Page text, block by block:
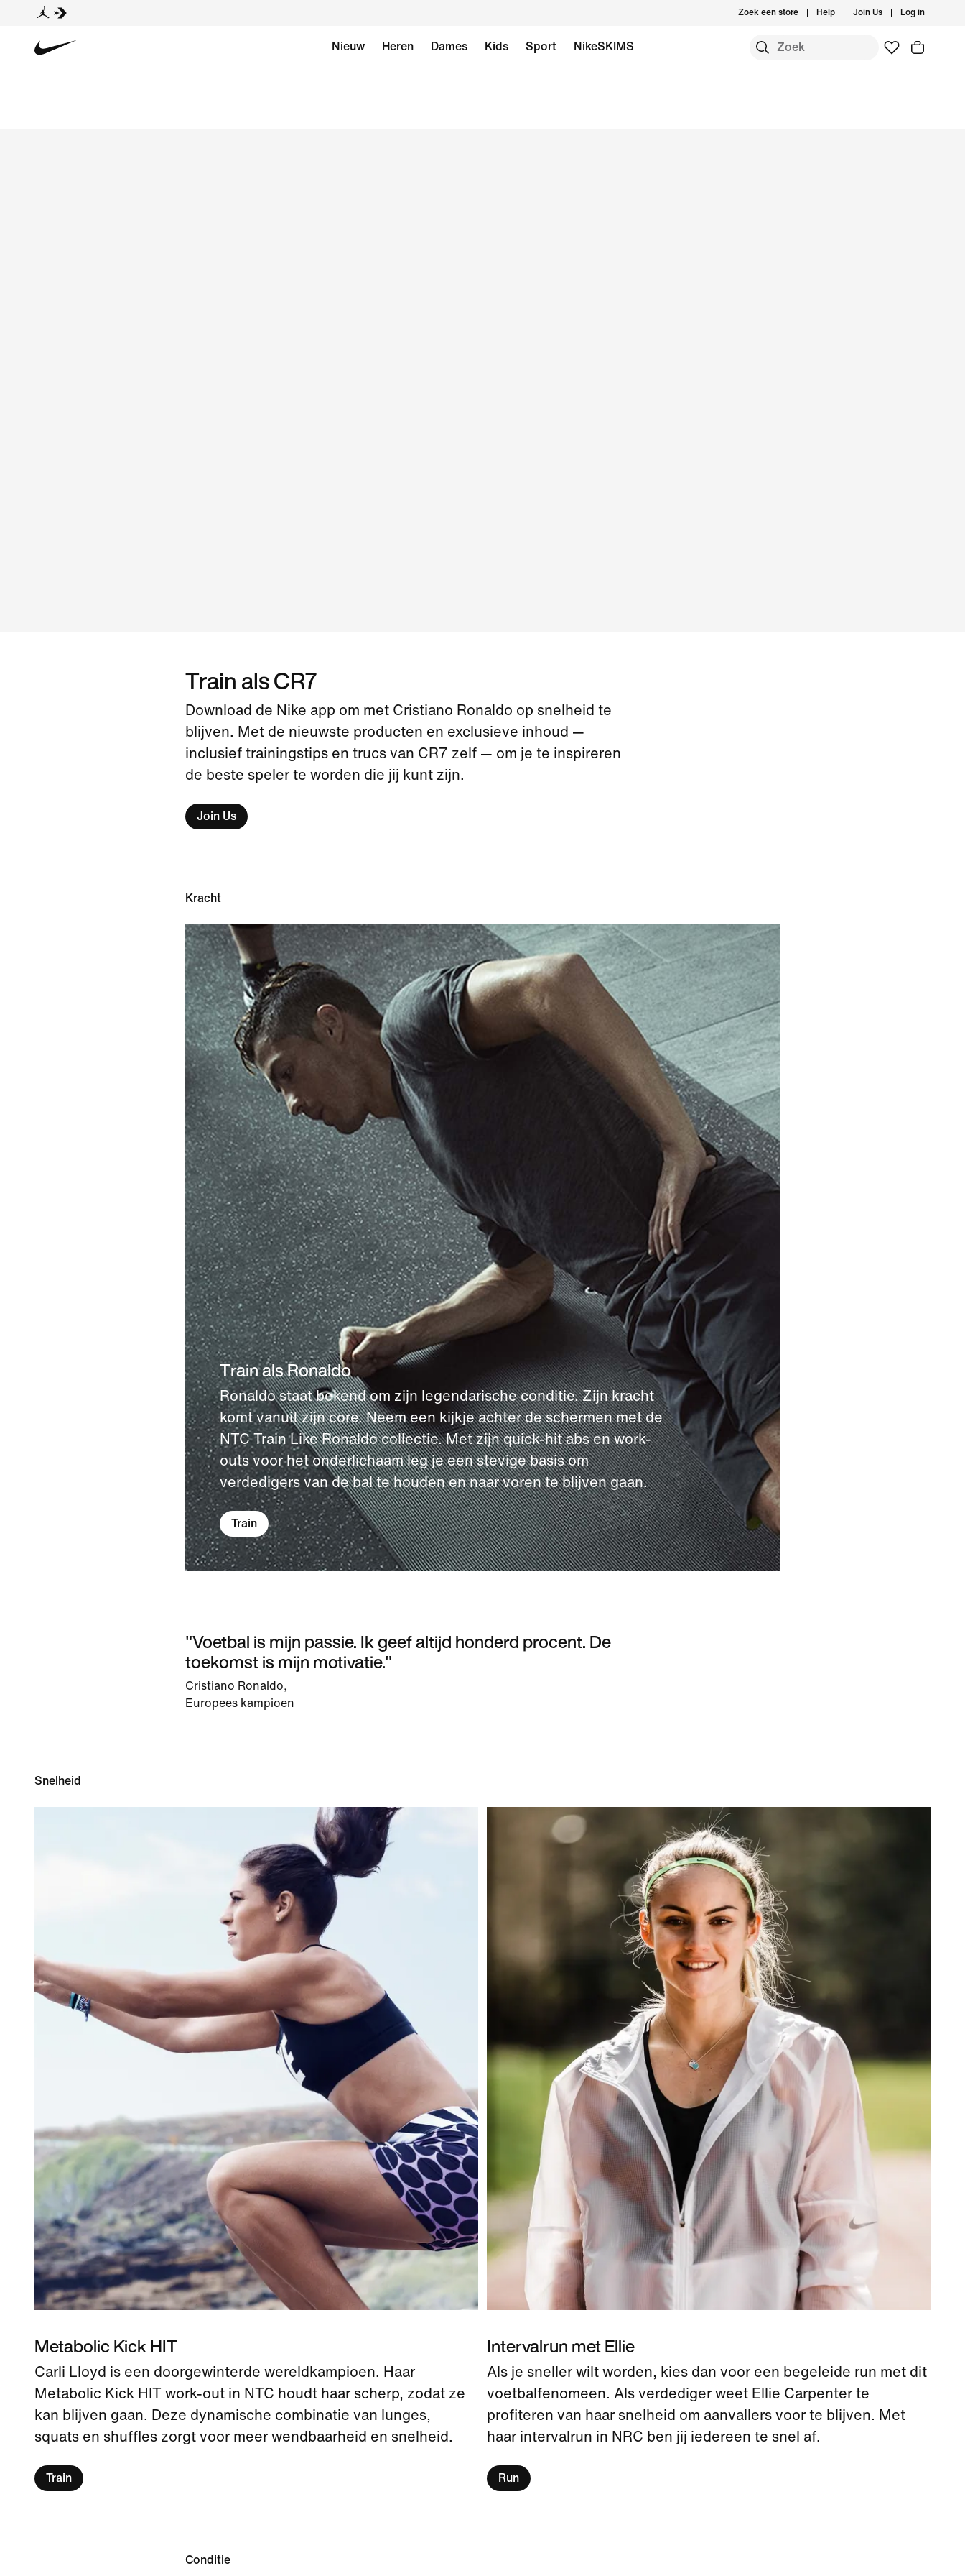
Zoek een store Help Join Us Log in
Nieuw Heren Dames Kids Sport NikeSKIMS
Train als CR7
Download de Nike app om met Cristiano Ronaldo op snelheid te
blijven. Met de nieuwste producten en exclusieve inhoud —
inclusief trainingstips en trucs van CR7 zelf — om je te inspireren
de beste speler te worden die jij kunt zijn.
Join Us
Kracht
Train als Ronaldo
Ronaldo staat bekend om zijn legendarische conditie. Zijn kracht
komt vanuit zijn core. Neem een kijkje achter de schermen met de
NTC Train Like Ronaldo collectie. Met zijn quick-hit abs en work-
outs voor het onderlichaam leg je een stevige basis om
verdedigers van de bal te houden en naar voren te blijven gaan.
Train
"Voetbal is mijn passie. Ik geef altijd honderd procent. De
toekomst is mijn motivatie."
Cristiano Ronaldo,
Europees kampioen
Snelheid
Metabolic Kick HIT
Carli Lloyd is een doorgewinterde wereldkampioen. Haar
Metabolic Kick HIT work-out in NTC houdt haar scherp, zodat ze
kan blijven gaan. Deze dynamische combinatie van lunges,
squats en shuffles zorgt voor meer wendbaarheid en snelheid.
Train
Intervalrun met Ellie
Als je sneller wilt worden, kies dan voor een begeleide run met dit
voetbalfenomeen. Als verdediger weet Ellie Carpenter te
profiteren van haar snelheid om aanvallers voor te blijven. Met
haar intervalrun in NRC ben jij iedereen te snel af.
Run
Conditie